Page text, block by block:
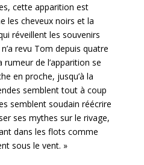
cette apparition est
les cheveux noirs et la
réveillent les souvenirs
revu Tom depuis quatre
de l’apparition se
en proche, jusqu’à la
semblent tout à coup
semblent soudain réécrire
ses mythes sur le rivage,
dans les flots comme
sous le vent. »